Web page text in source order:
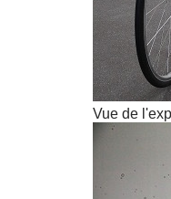
Vue de